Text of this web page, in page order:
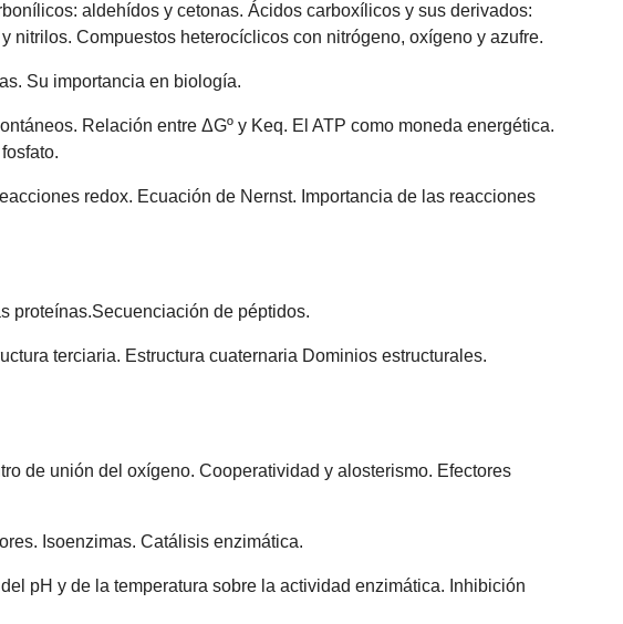
aldehídos y cetonas. Ácidos carboxílicos y sus derivados:
Compuestos heterocíclicos con nitrógeno, oxígeno y azufre.
Su importancia en biología.
Relación entre ΔGº y Keq. El ATP como moneda energética.
redox. Ecuación de Nernst. Importancia de las reacciones
proteínas.Secuenciación de péptidos.
terciaria. Estructura cuaternaria Dominios estructurales.
de unión del oxígeno. Cooperatividad y alosterismo. Efectores
Isoenzimas. Catálisis enzimática.
pH y de la temperatura sobre la actividad enzimática. Inhibición